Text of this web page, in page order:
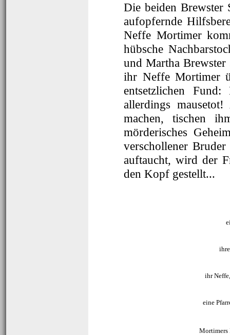
Die beiden
aufopfernde
Neffe Mortimer
hübsche
und Martha
ihr Neffe Mortimer
entsetzlichen
allerdings
machen, tischen
mörderisches
verschollener Bruder
auftaucht, wird der
den Kopf gestellt...
ihr
eine
Mortimers